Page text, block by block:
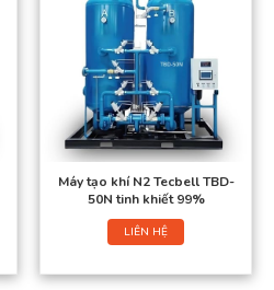
Máy tạo khí N2 Tecbell TBD-
50N tinh khiết 99%
LIÊN HỆ